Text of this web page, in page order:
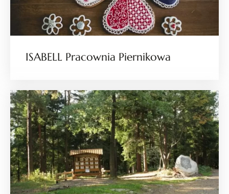
ISABELL Pracownia Piernikowa